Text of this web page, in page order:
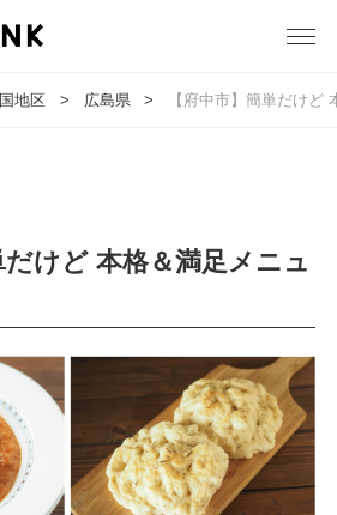
地区 広島県 【府中市】簡単だけど
だけど 本格＆満足メニュ